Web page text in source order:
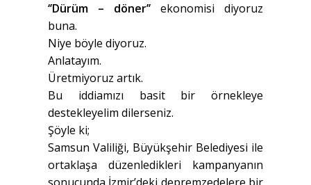
‘’Dürüm – döner’’ ekonomisi diyoruz
buna.
Niye böyle diyoruz.
Anlatayım.
Üretmiyoruz artık.
Bu iddiamızı basit bir örnekleye
destekleyelim dilerseniz.
Şöyle ki;
Samsun Valiliği, Büyükşehir Belediyesi ile
ortaklaşa düzenledikleri kampanyanın